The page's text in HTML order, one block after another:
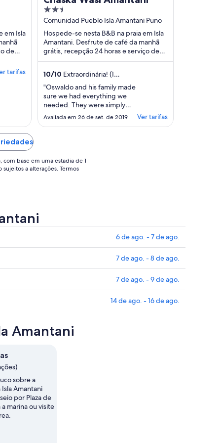
em Isla
de
tarifas
2.5
out
of
5
Comunidad Pueblo Isla Amantani Puno
Hospede-se nesta B&B na praia em Isla
Amantani. Desfrute de café da manhã
grátis, recepção 24 horas e serviço de
traslado de/para o aeroporto. Atrações
10/10 Extraordinária! (1
avaliação)
"Oswaldo and his family made
sure we had everything we
needed. They were simply
amazing and welcoming."
Avaliada em 26 de set. de 2019 Ver tarifas
base em uma estadia de 1
a alterações. Termos
6 de ago. - 7 de ago.
7 de ago. - 8 de ago.
7 de ago. - 9 de ago.
14 de ago. - 16 de ago.
Amantani
sobre a
Amantani
por Plaza de
marina ou visite